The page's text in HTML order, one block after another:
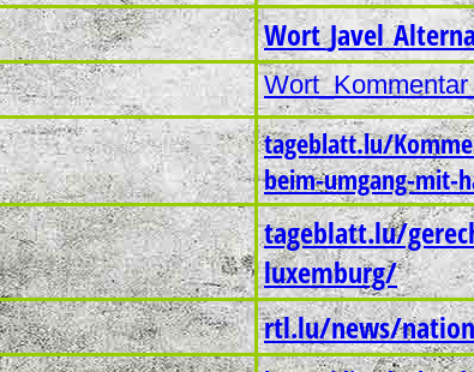
tageblatt.lu/
beim-umgang-mit-
tageblatt.lu/
luxemburg/
rtl.lu/news/